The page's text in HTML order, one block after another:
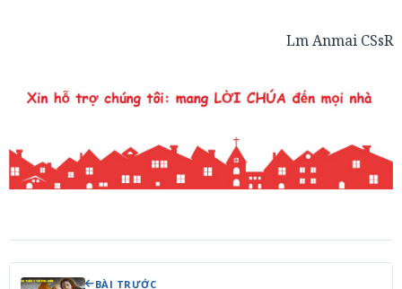
Lm Anmai CSsR
BÀI TRƯỚC